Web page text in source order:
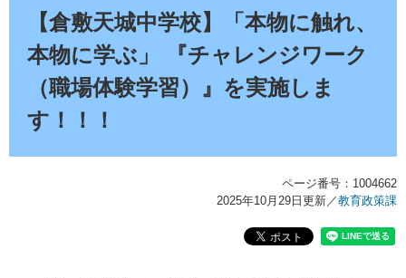
【倉敷天城中学校】「本物に触れ、
本物に学ぶ」 『チャレンジワーク
（職場体験学習）』を実施しま
す！！！
ページ番号：1004662
2025年10月29日更新／教育政策課